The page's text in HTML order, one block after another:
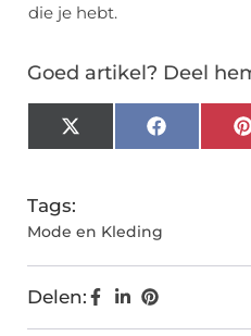
die je hebt.
Goed artikel? Deel
X
(Twitter)
Tags:
Mode en Kleding
Delen: